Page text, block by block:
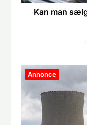
Kan man
Annonce